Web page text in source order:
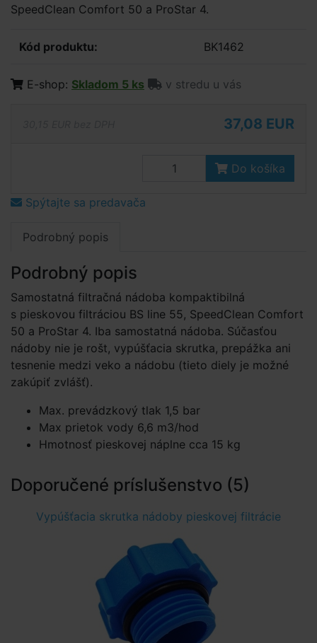
SpeedClean Comfort 50 a ProStar 4.
Kód produktu: BK1462
E-shop: Skladom 5 ks v stredu u vás
37,08 EUR
Do košíka
Spýtajte sa predavača
Podrobný popis
Podrobný popis
Samostatná filtračná nádoba kompaktibilná
s pieskovou filtráciou BS line 55, SpeedClean Comfort
50 a ProStar 4. Iba samostatná nádoba. Súčasťou
nádoby nie je rošt, vypúšťacia skrutka, prepážka ani
tesnenie medzi veko a nádobu (tieto diely je možné
zakúpiť zvlášť).
Max. prevádzkový tlak 1,5 bar
Max prietok vody 6,6 m3/hod
Hmotnosť pieskovej náplne cca 15 kg
Doporučené príslušenstvo (5)
Vypúšťacia skrutka nádoby pieskovej filtrácie